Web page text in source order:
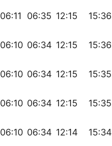
06:11 06:35 12:15 15:36
06:10 06:34 12:15 15:36
06:10 06:34 12:15 15:35
06:10 06:34 12:15 15:35
06:10 06:34 12:14 15:34